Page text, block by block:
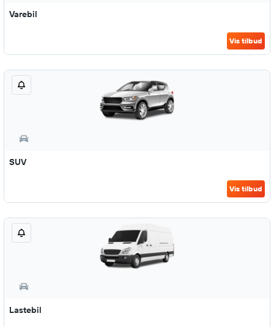
Varebil
Vis tilbud
SUV
Vis tilbud
Lastebil